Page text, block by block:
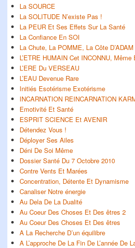
La SOURCE
La SOLITUDE N’existe Pas !
La PEUR Et Ses Effets Sur La Santé
La Confiance En SOI
La Chute, La POMME, La Côte D’ADAM
L’ETRE HUMAIN Cet INCONNU, Même
L’ERE Du VERSEAU
L’EAU Devenue Rare
Initiés Esotérisme Exotérisme
INCARNATION REINCARNATION
Emotivité Et Santé
ESPRIT SCIENCE Et AVENIR
Détendez Vous !
Déployer Ses Ailes
Déni De Soi Même
Dossier Santé Du 7 Octobre 2010
Contre Vents Et Marées
Concentration, Détente Et Dynamisme
Canaliser Notre énergie
Au Dela De La Dualité
Au Coeur Des Choses Et Des êtres 2
Au Coeur Des Choses Et Des êtres
A La Recherche D’un équilibre
A L’approche De La Fin De L’année De